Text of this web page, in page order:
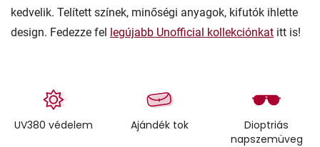
kedvelik. Telített színek, minőségi anyagok, kifutók ihlette
design. Fedezze fel legújabb Unofficial kollekciónkat itt is!
UV380 védelem Ajándék tok
Dioptriás
napszemüveg